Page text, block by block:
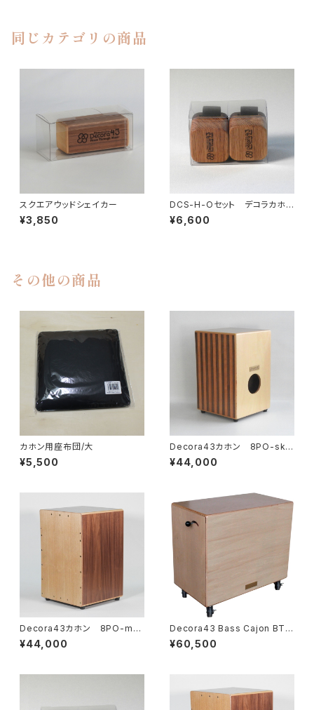
同じカテゴリの商品
スクエアウッドシェイカー
¥3,850
DCS-H-Oセット デコラカホン
シェイカーH-Oセット
¥6,600
その他の商品
カホン用座布団/大
¥5,500
Decora43カホン 8PO-sky
468cw
¥44,000
Decora43カホン 8PO-mt2
468w
¥44,000
Decora43 Bass Cajon BT-
550
¥60,500